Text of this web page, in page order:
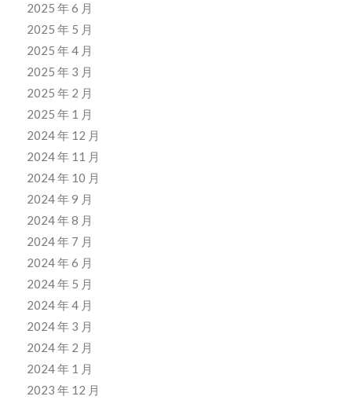
2025 年 6 月
2025 年 5 月
2025 年 4 月
2025 年 3 月
2025 年 2 月
2025 年 1 月
2024 年 12 月
2024 年 11 月
2024 年 10 月
2024 年 9 月
2024 年 8 月
2024 年 7 月
2024 年 6 月
2024 年 5 月
2024 年 4 月
2024 年 3 月
2024 年 2 月
2024 年 1 月
2023 年 12 月